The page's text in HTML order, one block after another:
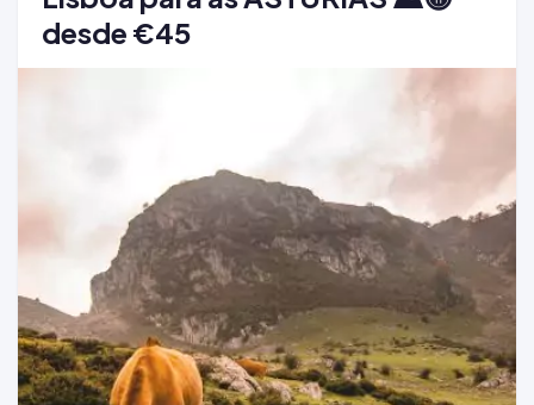
desde €45